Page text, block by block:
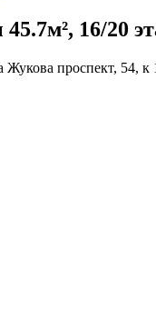
16/20
проспект, 54, к